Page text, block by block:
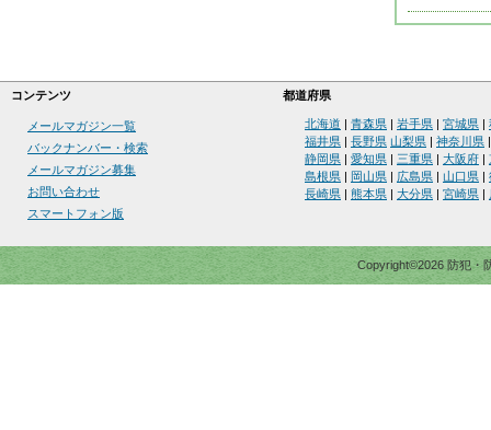
コンテンツ 都道府県
メールマガジン一覧
バックナンバー・検索
メールマガジン募集
お問い合わせ
スマートフォン版
北海道 青森県 岩手県 宮城県
福井県
長野県 山梨県 神奈川県
静岡県
愛知県 三重県 大阪府
島根県
岡山県 広島県 山口県
長崎県
熊本県 大分県 宮崎県
Copyright©2026 防犯・